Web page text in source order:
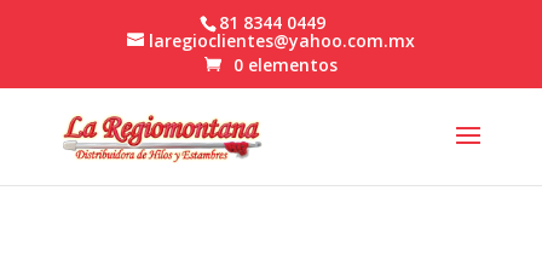
81 8344 0449
laregioclientes@yahoo.com.mx
0 elementos